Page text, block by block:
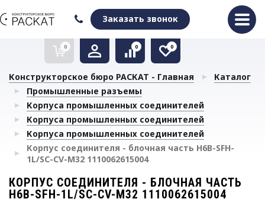
Заказать звонок
0
Очистить список сравнения
0
Очистить избранное
0
Конструкторское бюро РАСКАТ - Главная
Каталог
Промышленные разъемы
Корпуса промышленных соединителей
Корпуса промышленных соединителей
Корпуса промышленных соединителей
Корпус соединителя - блочная часть H6B-SFH-
1L/SC-CV-M32 1110062615004
КОРПУС СОЕДИНИТЕЛЯ - БЛОЧНАЯ ЧАСТЬ
H6B-SFH-1L/SC-CV-M32 1110062615004